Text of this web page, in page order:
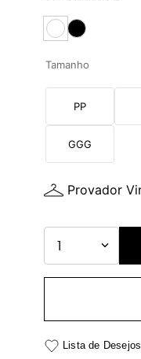
Tamanho
PP
GGG
Provador
1